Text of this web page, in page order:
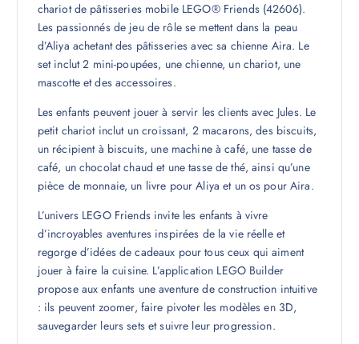
chariot de pâtisseries mobile LEGO® Friends (42606).
Les passionnés de jeu de rôle se mettent dans la peau
d’Aliya achetant des pâtisseries avec sa chienne Aira. Le
set inclut 2 mini-poupées, une chienne, un chariot, une
mascotte et des accessoires.
Les enfants peuvent jouer à servir les clients avec Jules. Le
petit chariot inclut un croissant, 2 macarons, des biscuits,
un récipient à biscuits, une machine à café, une tasse de
café, un chocolat chaud et une tasse de thé, ainsi qu’une
pièce de monnaie, un livre pour Aliya et un os pour Aira.
L’univers LEGO Friends invite les enfants à vivre
d’incroyables aventures inspirées de la vie réelle et
regorge d’idées de cadeaux pour tous ceux qui aiment
jouer à faire la cuisine. L’application LEGO Builder
propose aux enfants une aventure de construction intuitive
: ils peuvent zoomer, faire pivoter les modèles en 3D,
sauvegarder leurs sets et suivre leur progression.